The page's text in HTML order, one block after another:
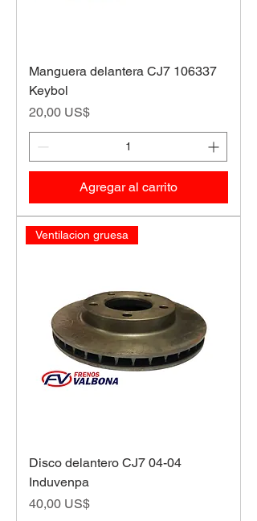
Manguera delantera CJ7 106337
Keybol
Precio
20,00 US$
Agregar al carrito
Ventilacion gruesa
Disco delantero CJ7 04-04
Induvenpa
Precio
40,00 US$